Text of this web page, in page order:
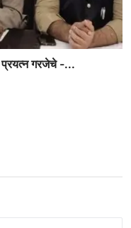
प्रयत्न गरजेचे -...